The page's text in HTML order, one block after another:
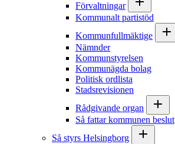
Förvaltningar
Kommunalt partistöd
Kommunfullmäktige
Nämnder
Kommunstyrelsen
Kommunägda bolag
Politisk ordlista
Stadsrevisionen
Rådgivande organ
Så fattar kommunen beslut
Så styrs Helsingborg